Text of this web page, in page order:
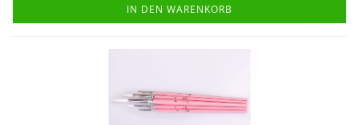
IN DEN WARENKORB